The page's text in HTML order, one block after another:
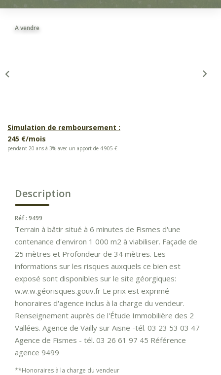
A vendre
Simulation de remboursement :
245 €/mois
pendant 20 ans à 3% avec un apport de 4 905 €
Description
Réf : 9499
Terrain à bâtir situé à 6 minutes de Fismes d'une
contenance d'environ 1 000 m2 à viabiliser. Façade de
25 mètres et Profondeur de 34 mètres. Les
informations sur les risques auxquels ce bien est
exposé sont disponibles sur le site géorgiques:
w.w.w.géorisques.gouv.fr Le prix est exprimé
honoraires d'agence inclus à la charge du vendeur.
Renseignement auprès de l'Étude Immobilière des 2
Vallées. Agence de Vailly sur Aisne -tél. 03 23 53 03 47
Agence de Fismes - tél. 03 26 61 97 45 Référence
agence 9499
**Honoraires à la charge du vendeur